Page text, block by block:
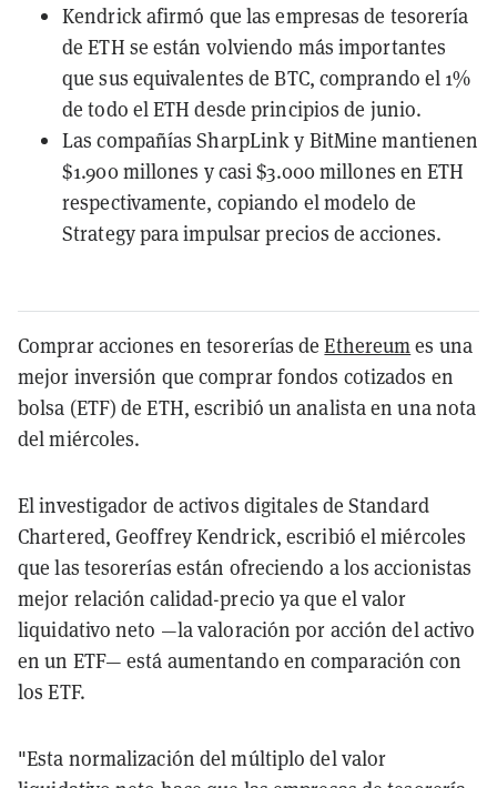
Kendrick afirmó que las empresas de tesorería
de ETH se están volviendo más importantes
que sus equivalentes de BTC, comprando el 1%
de todo el ETH desde principios de junio.
Las compañías SharpLink y BitMine mantienen
$1.900 millones y casi $3.000 millones en ETH
respectivamente, copiando el modelo de
Strategy para impulsar precios de acciones.
Comprar acciones en tesorerías deEthereumes una
mejor inversión que comprar fondos cotizados en
bolsa (ETF) de ETH, escribió un analista en una nota
del miércoles.
El investigador de activos digitales de Standard
Chartered, Geoffrey Kendrick, escribió el miércoles
que las tesorerías están ofreciendo a los accionistas
mejor relación calidad-precio ya que el valor
liquidativo neto —la valoración por acción del activo
en un ETF— está aumentando en comparación con
los ETF.
"Esta normalización del múltiplo del valor